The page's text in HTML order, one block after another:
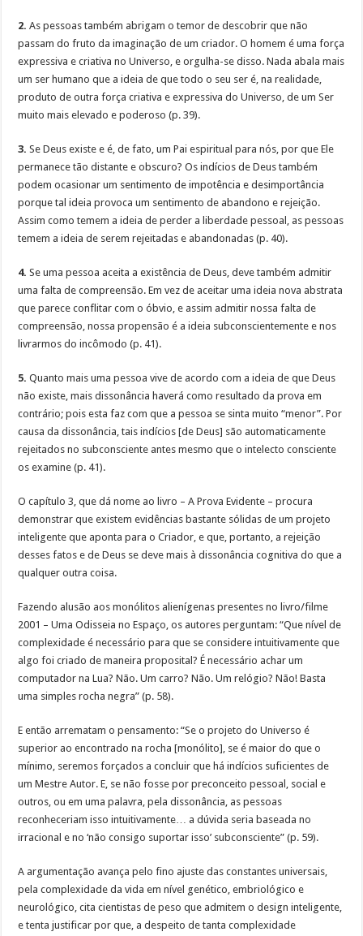
2. As pessoas também abrigam o temor de descobrir que não
passam do fruto da imaginação de um criador. O homem é uma força
expressiva e criativa no Universo, e orgulha-se disso. Nada abala mais
um ser humano que a ideia de que todo o seu ser é, na realidade,
produto de outra força criativa e expressiva do Universo, de um Ser
muito mais elevado e poderoso (p. 39).
3. Se Deus existe e é, de fato, um Pai espiritual para nós, por que Ele
permanece tão distante e obscuro? Os indícios de Deus também
podem ocasionar um sentimento de impotência e desimportância
porque tal ideia provoca um sentimento de abandono e rejeição.
Assim como temem a ideia de perder a liberdade pessoal, as pessoas
temem a ideia de serem rejeitadas e abandonadas (p. 40).
4. Se uma pessoa aceita a existência de Deus, deve também admitir
uma falta de compreensão. Em vez de aceitar uma ideia nova abstrata
que parece conflitar com o óbvio, e assim admitir nossa falta de
compreensão, nossa propensão é a ideia subconscientemente e nos
livrarmos do incômodo (p. 41).
5. Quanto mais uma pessoa vive de acordo com a ideia de que Deus
não existe, mais dissonância haverá como resultado da prova em
contrário; pois esta faz com que a pessoa se sinta muito “menor”. Por
causa da dissonância, tais indícios [de Deus] são automaticamente
rejeitados no subconsciente antes mesmo que o intelecto consciente
os examine (p. 41).
O capítulo 3, que dá nome ao livro – A Prova Evidente – procura
demonstrar que existem evidências bastante sólidas de um projeto
inteligente que aponta para o Criador, e que, portanto, a rejeição
desses fatos e de Deus se deve mais à dissonância cognitiva do que a
qualquer outra coisa.
Fazendo alusão aos monólitos alienígenas presentes no livro/filme
2001 – Uma Odisseia no Espaço, os autores perguntam: “Que nível de
complexidade é necessário para que se considere intuitivamente que
algo foi criado de maneira proposital? É necessário achar um
computador na Lua? Não. Um carro? Não. Um relógio? Não! Basta
uma simples rocha negra” (p. 58).
E então arrematam o pensamento: “Se o projeto do Universo é
superior ao encontrado na rocha [monólito], se é maior do que o
mínimo, seremos forçados a concluir que há indícios suficientes de
um Mestre Autor. E, se não fosse por preconceito pessoal, social e
outros, ou em uma palavra, pela dissonância, as pessoas
reconheceriam isso intuitivamente… a dúvida seria baseada no
irracional e no ‘não consigo suportar isso’ subconsciente” (p. 59).
A argumentação avança pelo fino ajuste das constantes universais,
pela complexidade da vida em nível genético, embriológico e
neurológico, cita cientistas de peso que admitem o design inteligente,
e tenta justificar por que, a despeito de tanta complexidade